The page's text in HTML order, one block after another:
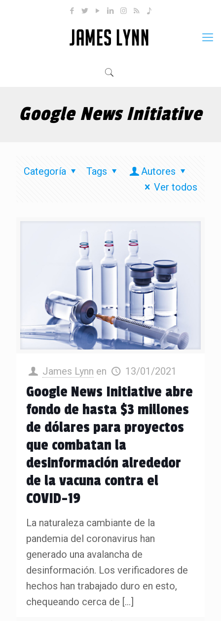
Google News Initiative
Categoría Tags
Autores
Ver todos
James Lynn en 13/01/2021
Google News Initiative abre
fondo de hasta $3 millones
de dólares para proyectos
que combatan la
desinformación alrededor
de la vacuna contra el
COVID-19
La naturaleza cambiante de la
pandemia del coronavirus han
generado una avalancha de
desinformación. Los verificadores de
hechos han trabajado duro en esto,
chequeando cerca de […]